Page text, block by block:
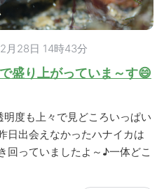
月28日 14時43分
盛り上がっていま～す😄
度も上々で見どころいっぱい
日出会えなかったハナイカは
回っていましたよ～♪一体どこ